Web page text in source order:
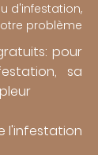
d'infestation,
problème
pour
sa
l'infestation